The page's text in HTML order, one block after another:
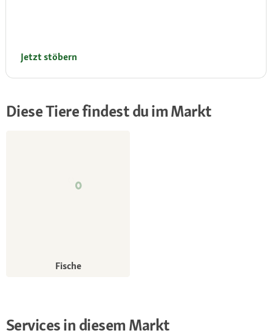
Jetzt stöbern
Diese Tiere findest du im Markt
Fische
Services in diesem Markt